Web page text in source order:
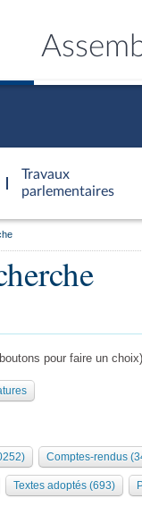
Travaux
parlementaires
Bureau Collège des
pour faire un choix)
Comptes-rendus
Textes adoptés (693)